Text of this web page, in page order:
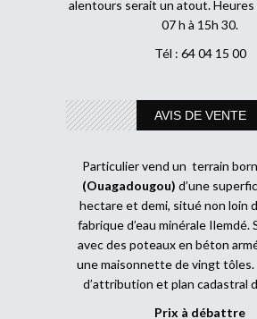
alentours serait un atout. Heures
07 h à 15h 30.
Tél : 64 04 15 00
AVIS DE VENTE
Particulier vend un terrain
(Ouagadougou) d’une
hectare et demi, situé non loin
fabrique d’eau minérale Ilemdé.
avec des poteaux en béton
une maisonnette de vingt
d’attribution et plan cadastral
Prix à débattre